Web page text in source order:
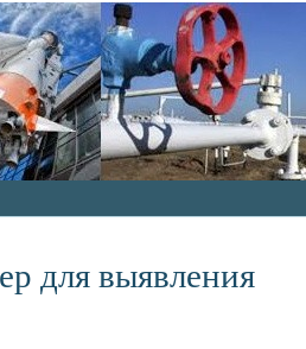
для выявления